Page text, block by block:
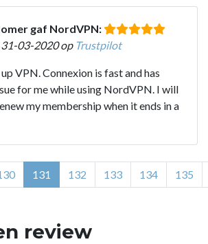
gaf NordVPN:
31-03-2020 op Trustpilot
VPN. Connexion is fast and has
for me while using NordVPN. I will
my membership when it ends in a
131 132 133 134 135
review